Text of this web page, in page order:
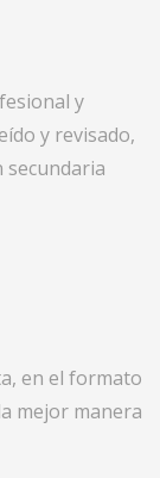
y
y revisado,
en el formato
mejor manera